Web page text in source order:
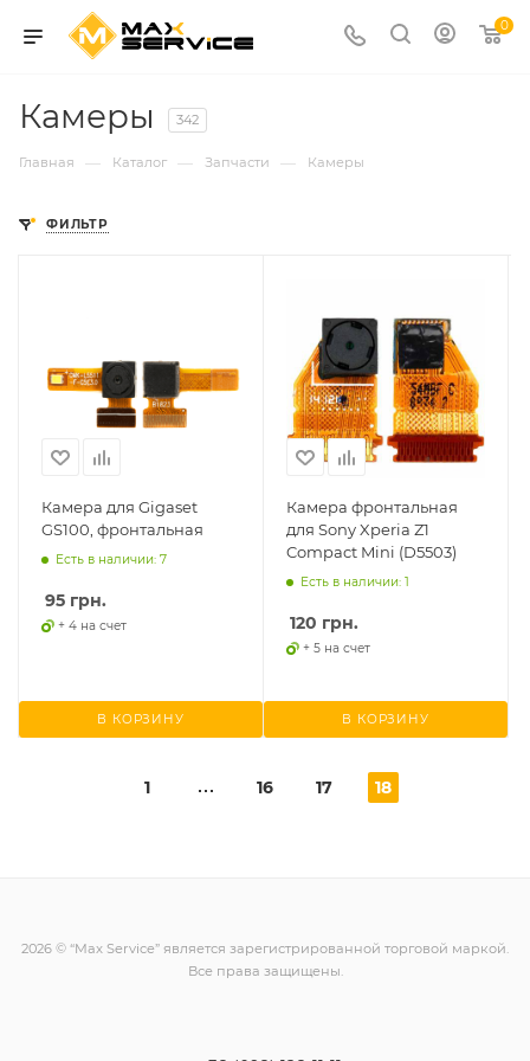
0
Камеры 342
Главная — Каталог — Запчасти — Камеры
ФИЛЬТР
Камера для Gigaset
GS100, фронтальная
Есть в наличии: 7
95 грн.
+ 4 на счет
В КОРЗИНУ
Камера фронтальная
для Sony Xperia Z1
Compact Mini (D5503)
Есть в наличии: 1
120 грн.
+ 5 на счет
В КОРЗИНУ
1 16 17 18
2026 © “Max Service” является зарегистрированной торговой маркой.
Все права защищены.